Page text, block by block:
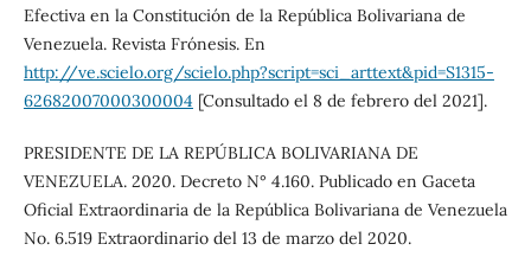
Efectiva en la Constitución de la República Bolivariana de
Venezuela. Revista Frónesis. En
http://ve.scielo.org/scielo.php?script=sci_arttext&pid=S1315-
62682007000300004 [Consultado el 8 de febrero del 2021].
PRESIDENTE DE LA REPÚBLICA BOLIVARIANA DE
VENEZUELA. 2020. Decreto N° 4.160. Publicado en Gaceta
Oficial Extraordinaria de la República Bolivariana de Venezuela
No. 6.519 Extraordinario del 13 de marzo del 2020.